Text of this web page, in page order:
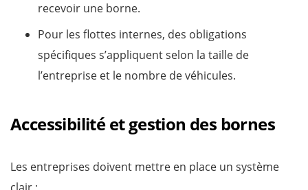
recevoir une borne.
Pour les flottes internes, des obligations
spécifiques s’appliquent selon la taille de
l’entreprise et le nombre de véhicules.
Accessibilité et gestion des bornes
Les entreprises doivent mettre en place un système